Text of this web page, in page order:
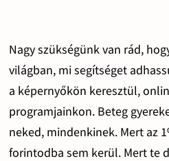
Nagy szükségünk van rád,
világban, mi segítséget
a képernyőkön keresztül,
programjainkon. Beteg
neked, mindenkinek. Mert az
forintodba sem kerül. Mert te